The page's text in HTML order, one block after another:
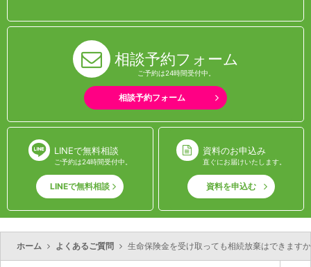
相談予約フォーム
ご予約は24時間受付中。
相談予約フォーム
LINEで無料相談
ご予約は24時間受付中。
LINEで無料相談
資料のお申込み
直ぐにお届けいたします。
資料を申込む
ホーム よくあるご質問 生命保険金を受け取っても相続放棄はできます